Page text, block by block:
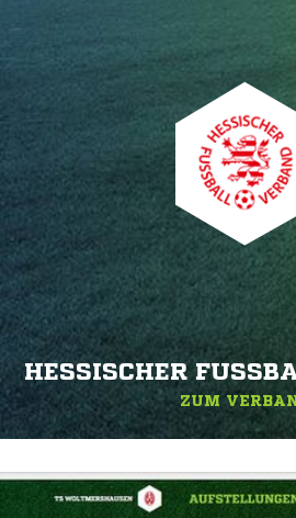
HESSISCHER
ZUM